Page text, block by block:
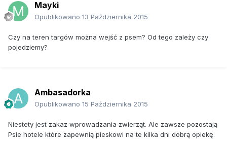
Mayki
Opublikowano 13 Października 2015
Czy na teren targów można wejść z psem? Od tego zależy czy
pojedziemy?
Ambasadorka
Opublikowano 15 Października 2015
Niestety jest zakaz wprowadzania zwierząt. Ale zawsze pozostają
Psie hotele które zapewnią pieskowi na te kilka dni dobrą opiekę.